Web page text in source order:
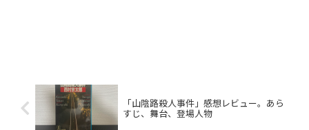
「山陰路殺人事件」感想レビュー。あら
すじ、舞台、登場人物